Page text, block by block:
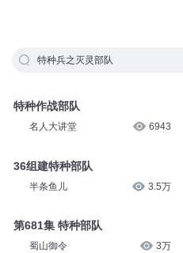
特种兵之灭灵部队
特种作战部队
名人大讲堂 6943
36组建特种部队
半条鱼儿 3.5万
第681集 特种部队
蜀山御令 3万